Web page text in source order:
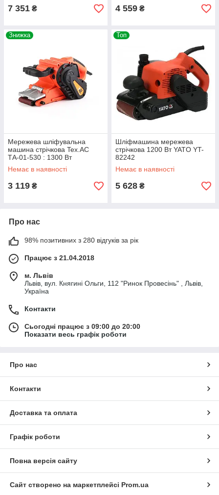
7 351 ₴ 4 559 ₴
Знижка
Мережева шліфувальна
машина стрічкова Tex.AC
ТА-01-530 : 1300 Вт
шліфмашина
Немає в наявності
3 119 ₴
Топ
Шліфмашина мережева
стрічкова 1200 Вт YATO YT-
82242
Немає в наявності
5 628 ₴
Про нас
98% позитивних з 280 відгуків за рік
Працює з 21.04.2018
м. Львів
Львів, вул. Княгині Ольги, 112 "Ринок Провесінь" , Львів,
Україна
Контакти
Сьогодні працює з 09:00 до 20:00
Показати весь графік роботи
Про нас
Контакти
Доставка та оплата
Графік роботи
Повна версія сайту
Сайт створено на маркетплейсі Prom.ua